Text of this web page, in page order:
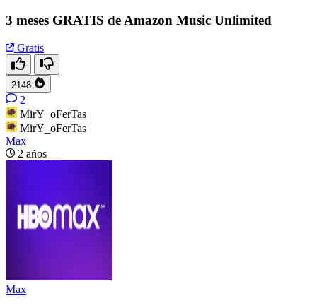
3 meses GRATIS de Amazon Music Unlimited
Gratis
2148
2
MirY_oFerTas
MirY_oFerTas
Max
2 años
Max